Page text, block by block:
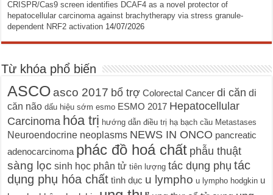
CRISPR/Cas9 screen identifies DCAF4 as a novel protector of
hepatocellular carcinoma against brachytherapy via stress granule-
dependent NRF2 activation 14/07/2026
Từ khóa phổ biến
ASCO asco 2017 bổ trợ Colorectal Cancer di căn di
căn não dấu hiệu sớm esmo ESMO 2017 Hepatocellular
Carcinoma hóa trị hướng dẫn điều trị hạ bạch cầu Metastases
Neuroendocrine neoplasms NEWS IN ONCO pancreatic
adenocarcinoma phác đồ hoá chất phẫu thuật
sàng lọc sinh học phân tử tiên lượng tác dụng phụ tác
dụng phụ hóa chất tình dục u lympho u lympho hodgkin u